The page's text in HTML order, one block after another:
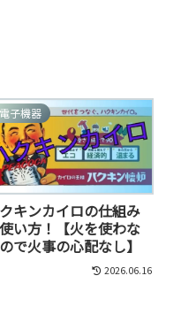
電子機器
キンカイロの仕組み
い方！【火を使わな
で火事の心配なし】
2026.06.16